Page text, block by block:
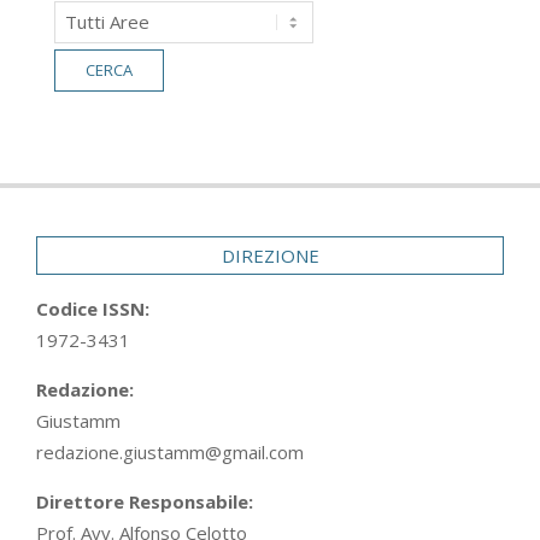
DIREZIONE
Codice ISSN:
1972-3431
Redazione:
Giustamm
redazione.giustamm@gmail.com
Direttore Responsabile:
Prof. Avv. Alfonso Celotto